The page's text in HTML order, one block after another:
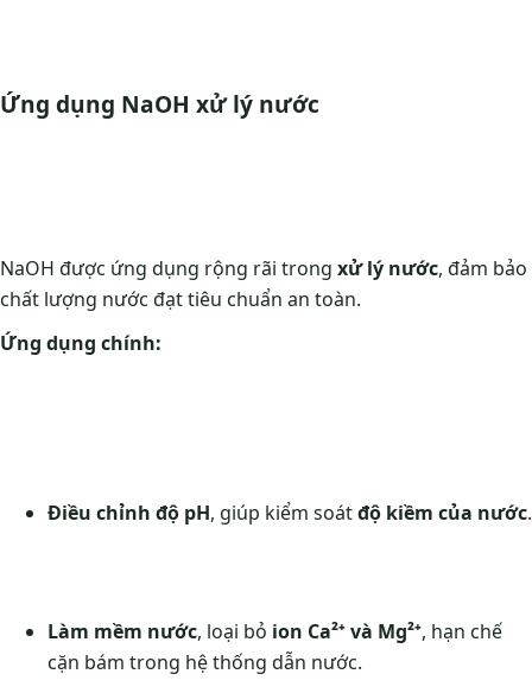
Ứng dụng NaOH xử lý nước
NaOH được ứng dụng rộng rãi trong xử lý nước, đảm bảo
chất lượng nước đạt tiêu chuẩn an toàn.
Ứng dụng chính:
Điều chỉnh độ pH, giúp kiểm soátđộ kiềm của nước.
Làm mềm nước, loại bỏ ion Ca²⁺ và Mg²⁺, hạn chế
cặn bám trong hệ thống dẫn nước.